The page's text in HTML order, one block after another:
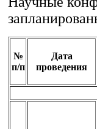
№
п/п
Дата
проведения